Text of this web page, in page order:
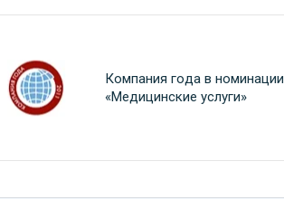
Компания года в номинации
«Медицинские услуги»